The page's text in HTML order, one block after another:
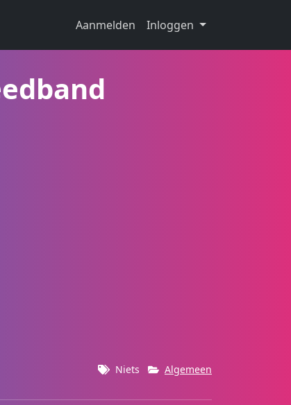
Aanmelden Inloggen
Niets Algemeen